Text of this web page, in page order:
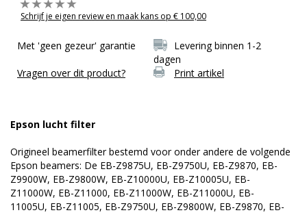
Schrijf je eigen review en maak kans op € 100,00
Met 'geen gezeur' garantie
Levering binnen 1-2
dagen
Vragen over dit product?
Print artikel
Epson lucht filter
Origineel beamerfilter bestemd voor onder andere de volgende
Epson beamers: De EB-Z9875U, EB-Z9750U, EB-Z9870, EB-
Z9900W, EB-Z9800W, EB-Z10000U, EB-Z10005U, EB-
Z11000W, EB-Z11000, EB-Z11000W, EB-Z11000U, EB-
11005U, EB-Z11005, EB-Z9750U, EB-Z9800W, EB-Z9870, EB-